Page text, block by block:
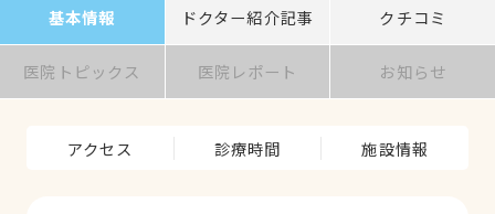
基本情報 ドクター紹介記事 クチコミ
医院トピックス 医院レポート お知らせ
アクセス 診療時間 施設情報